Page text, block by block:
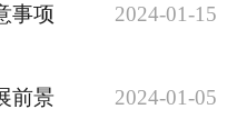
事项 2024-01-15
前景 2024-01-05